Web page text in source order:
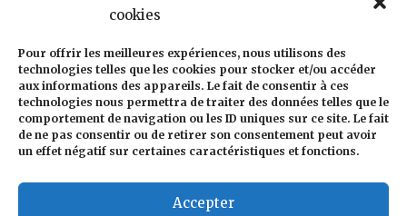
cookies
Pour offrir les meilleures expériences, nous utilisons des
technologies telles que les cookies pour stocker et/ou accéder
aux informations des appareils. Le fait de consentir à ces
technologies nous permettra de traiter des données telles que le
comportement de navigation ou les ID uniques sur ce site. Le fait
de ne pas consentir ou de retirer son consentement peut avoir
un effet négatif sur certaines caractéristiques et fonctions.
Accepter